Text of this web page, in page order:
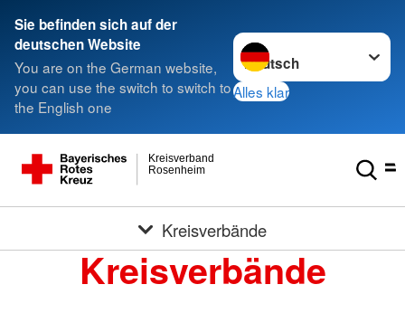
Sie befinden sich auf der
deutschen Website
You are on the German website,
you can use the switch to switch to
the English one
Sprache wechseln zu
Alles klar
Rosenheim
Kreisverband
Kreisverbände
Kreisverbände